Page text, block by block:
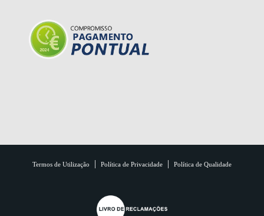
Termos de Utilização | Política de Privacidade | Política de Qualidade